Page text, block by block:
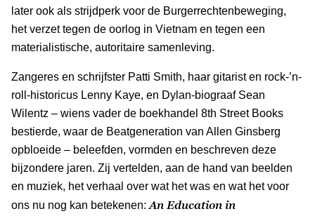
later ook als strijdperk voor de Burgerrechtenbeweging,
het verzet tegen de oorlog in Vietnam en tegen een
materialistische, autoritaire samenleving.
Zangeres en schrijfster Patti Smith, haar gitarist en rock-’n-
roll-historicus Lenny Kaye, en Dylan-biograaf Sean
Wilentz – wiens vader de boekhandel 8th Street Books
bestierde, waar de Beatgeneration van Allen Ginsberg
opbloeide – beleefden, vormden en beschreven deze
bijzondere jaren. Zij vertelden, aan de hand van beelden
en muziek, het verhaal over wat het was en wat het voor
ons nu nog kan betekenen: An Education in